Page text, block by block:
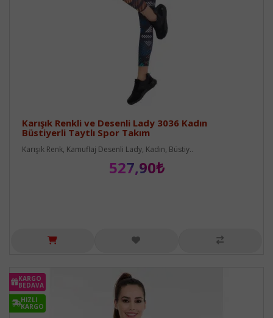
Karışık Renkli ve Desenli Lady 3036 Kadın
Büstiyerli Taytlı Spor Takım
Karışık Renk, Kamuflaj Desenli Lady, Kadın, Büstiy..
527,90₺
KARGO
BEDAVA
HIZLI
KARGO